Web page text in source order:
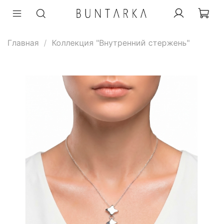
Главная Коллекция "Внутренний стержень"